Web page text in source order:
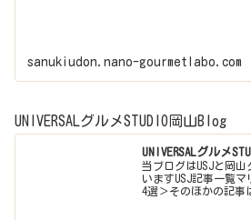
sanukiudon.nano-gourmetlabo.com
UNIVERSALグルメSTUDIO岡山Blog
UNIVERSALグルメ
当ブログはUSJと岡
いますUSJ記事一覧
4選＞そのほかの記事